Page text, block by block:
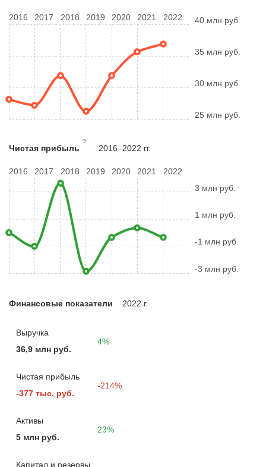
2016 2017 2018 2019 2020 2021 2022
25 млн руб.
30 млн руб.
35 млн руб.
40 млн руб.
Чистая прибыль
?
2016–2022 гг.
2016 2017 2018 2019 2020 2021 2022
-3 млн руб.
-1 млн руб.
1 млн руб.
3 млн руб.
Финансовые показатели 2022 г.
Выручка
36,9 млн руб.
4%
Чистая прибыль
-377 тыс. руб.
-214%
Активы
5 млн руб.
23%
Капитал и резервы